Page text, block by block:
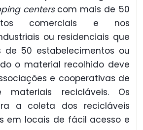
centerscom mais de 50
comerciais e nos
ou residenciais que
de 50 estabelecimentos ou
o material recolhido deve
e cooperativas de
materiais recicláveis. Os
a coleta dos recicláveis
em locais de fácil acesso e